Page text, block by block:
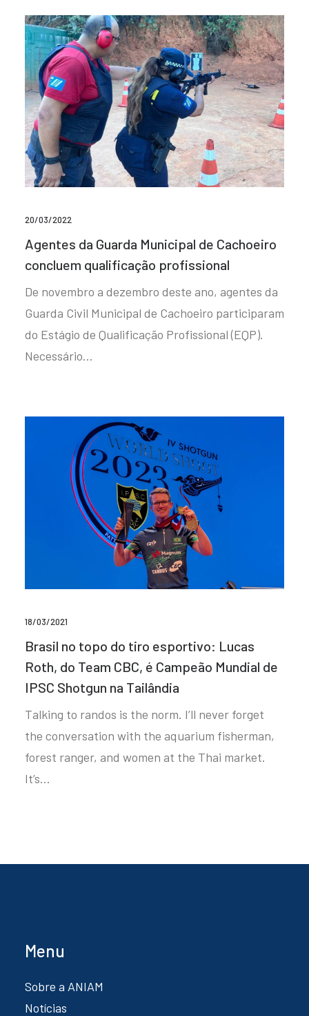
20/03/2022
Agentes da Guarda Municipal de Cachoeiro
concluem qualificação profissional
De novembro a dezembro deste ano, agentes da
Guarda Civil Municipal de Cachoeiro participaram
do Estágio de Qualificação Profissional (EQP).
Necessário…
18/03/2021
Brasil no topo do tiro esportivo: Lucas
Roth, do Team CBC, é Campeão Mundial de
IPSC Shotgun na Tailândia
Talking to randos is the norm. I’ll never forget
the conversation with the aquarium fisherman,
forest ranger, and women at the Thai market.
It’s…
Menu
Sobre a ANIAM
Notícias